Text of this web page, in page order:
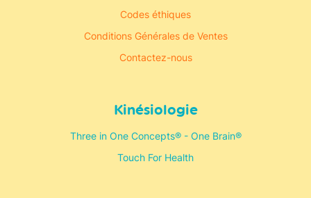
Codes éthiques
Conditions Générales de Ventes
Contactez-nous
Kinésiologie
Three in One Concepts® - One Brain®
Touch For Health